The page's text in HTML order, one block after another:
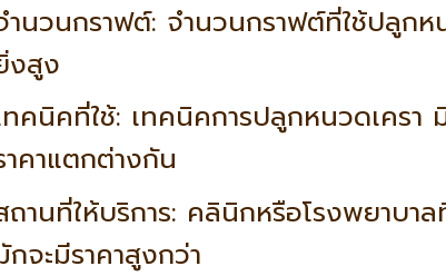
ำนวนกราฟต์: จำนวนกราฟต์ที่ใช้ปลูกห
งสูง
ทคนิคที่ใช้: เทคนิคการปลูกหนวดเครา
าคาแตกต่างกัน
ถานที่ให้บริการ: คลินิกหรือโรงพยาบา
กจะมีราคาสูงกว่า